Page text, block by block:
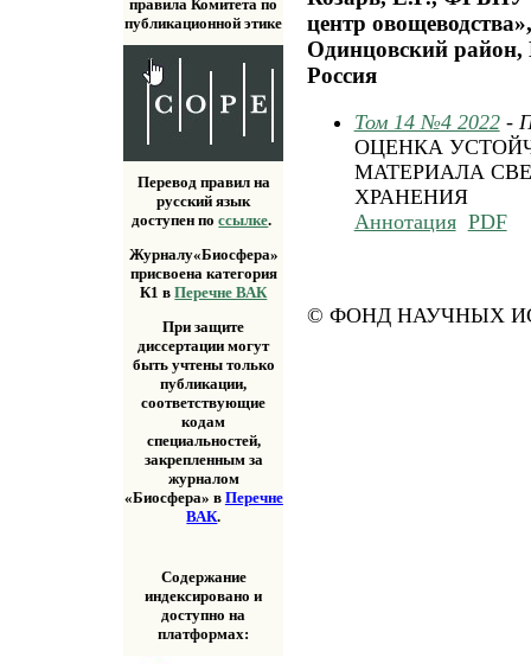
правила Комитета по
публикационной этике
Перевод правил на
русский язык
доступен поссылке.
Журналу«Биосфера»
присвоена категория
К1 вПеречне ВАК
При защите
диссертации могут
быть учтены только
публикации,
соответствующие
кодам
специальностей,
закрепленным за
журналом
«Биосфера» в Перечне
ВАК.
Содержание
индексировано и
доступно на
платформах:
центр
Одинцовский район,
Россия
Том 14 №4 2022-
ОЦЕНКА
МАТЕРИАЛА
ХРАНЕНИЯ
Аннотация PDF
© ФОНД НАУЧНЫХ